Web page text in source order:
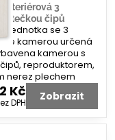
3
čtečkou čipů
jednotka se 3
kamerou určená
kamerou s
reproduktorem,
nerez plechem
Kč
DPH Zobrazit